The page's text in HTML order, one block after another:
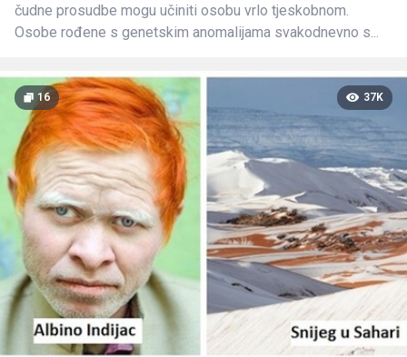
čudne prosudbe mogu učiniti osobu vrlo tjeskobnom.
Osobe rođene s genetskim anomalijama svakodnevno s...
16 37K